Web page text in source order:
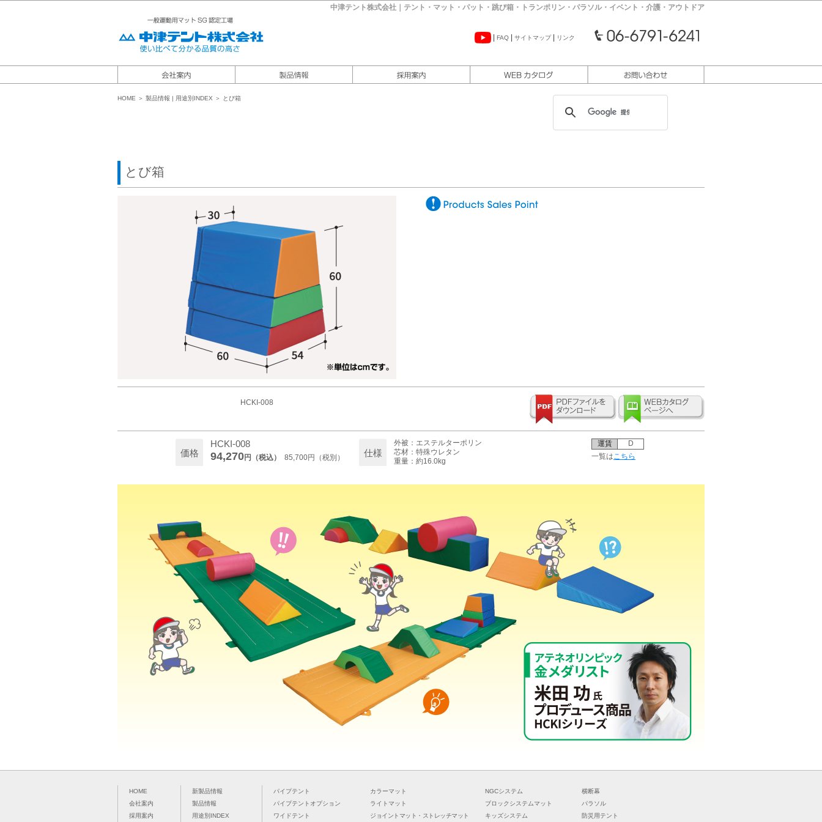
中津テント株式会社｜テント・マット・パット・跳び箱・トランポリン・パラソル・イベント・介護・アウトドア
| FAQ | サイトマップ| リンク
HOME ＞ 製品情報 | 用途別INDEX ＞ とび箱
とび箱
HCKI-008
価格
HCKI-008
94,270円（税込） 85,700円（税別） 仕様
外被：エステルターポリン
芯材：特殊ウレタン
重量： 約16.0kg
運賃
D
一覧はこちら
HOME
会社案内
採用案内
新製品情報
製品情報
用途別INDEX
パイプテント カラーマット NGCシステム
横断幕
パイプテントオプション
ライトマット ブロックシステムマット
パラソル
ワイドテント
ジョイントマット・ストレッチマット キッズシステム 防災用テント